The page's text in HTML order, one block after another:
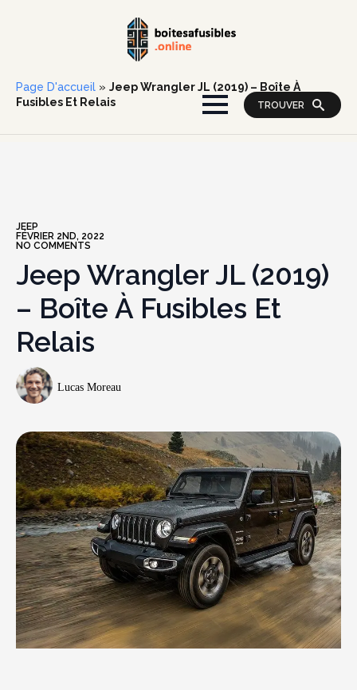
TROUVER
Page D'accueil » Jeep Wrangler JL (2019) – Boîte À
Fusibles Et Relais
JEEP
FÉVRIER 2ND, 2022
NO COMMENTS
Jeep Wrangler JL (2019)
– Boîte À Fusibles Et
Relais
Lucas Moreau